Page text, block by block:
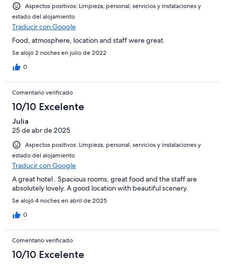
Aspectos positivos: Limpieza, personal, servicios y instalaciones y
estado del alojamiento
Traducir con Google
Food, atmosphere, location and staff were great.
Se alojó 2 noches en julio de 2022
0
Comentario verificado
10/10 Excelente
Julia
25 de abr de 2025
Aspectos positivos: Limpieza, personal, servicios y instalaciones y
estado del alojamiento
Traducir con Google
A great hotel . Spacious rooms, great food and the staff are
absolutely lovely. A good location with beautiful scenery.
Se alojó 4 noches en abril de 2025
0
Comentario verificado
10/10 Excelente